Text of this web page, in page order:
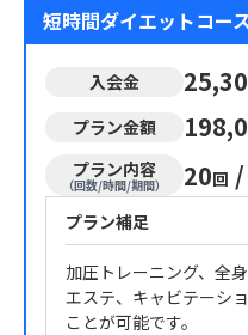
短時間ダイエットコー
入会金
プラン金額
プラン内容
（回数/時間/期間） 20回 /
プラン補足
加圧トレーニング、全
エステ、キャビテーシ
ことが可能です。